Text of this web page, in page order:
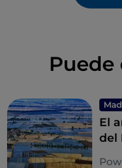
Puede
El
del